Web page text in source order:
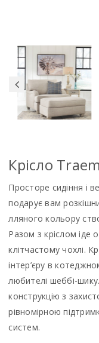
Крісло
Просторе сидіння і
подарує вам
лляного кольору
Разом з кріслом іде
клітчастому чохлі.
інтер’єру в
любителі шеббі-
конструкцію з
рівномірною
систем.